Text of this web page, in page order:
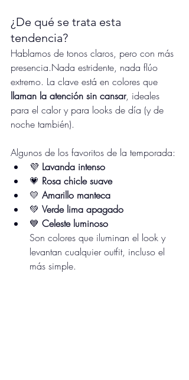
¿De qué se trata esta
tendencia?
Hablamos de tonos claros, pero con más
presencia.Nada estridente, nada flúo
extremo. La clave está en colores que
llaman la atención sin cansar, ideales
para el calor y para looks de día (y de
noche también).
Algunos de los favoritos de la temporada:
💜 Lavanda intenso
💗 Rosa chicle suave
💛 Amarillo manteca
💚 Verde lima apagado
💙 Celeste luminoso
Son colores que iluminan el look y
levantan cualquier outfit, incluso el
más simple.